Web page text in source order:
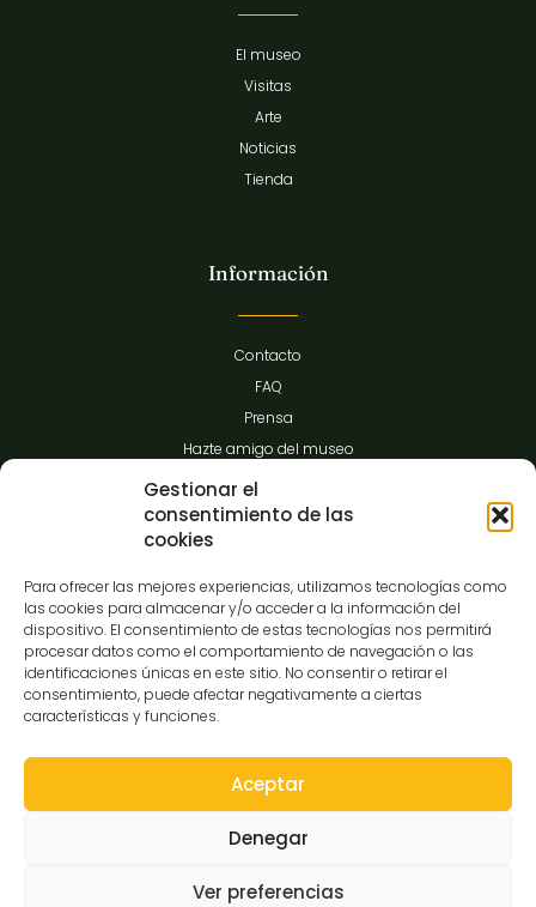
Gestionar el
consentimiento de las
cookies
Para ofrecer las mejores experiencias, utilizamos tecnologías como
las cookies para almacenar y/o acceder a la información del
dispositivo. El consentimiento de estas tecnologías nos permitirá
procesar datos como el comportamiento de navegación o las
identificaciones únicas en este sitio. No consentir o retirar el
consentimiento, puede afectar negativamente a ciertas
características y funciones.
Aceptar
Denegar
Ver preferencias
El museo
Visitas
Arte
Noticias
Tienda
Información
Contacto
FAQ
Prensa
Hazte amigo del museo
Transparencia
C/Gibraltar,14
37008-Salamanca